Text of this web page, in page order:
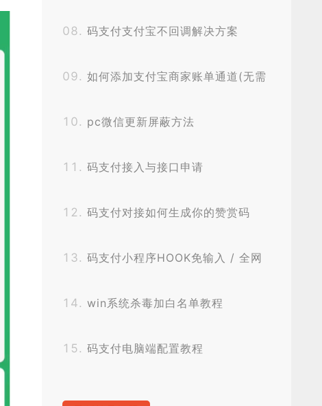
码支付支付宝不回调解决方案
如何添加支付宝商家账单通道(无需
pc微信更新屏蔽方法
码支付接入与接口申请
码支付对接如何生成你的赞赏码
码支付小程序HOOK免输入 / 全网
win系统杀毒加白名单教程
码支付电脑端配置教程